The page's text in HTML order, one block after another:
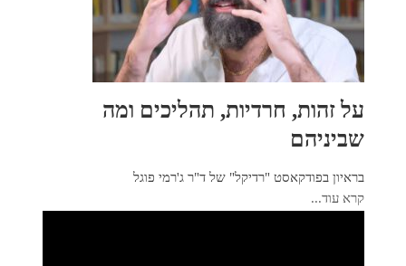
על זהות, חרדיות, תהליכים ומה
שביניהם
בראיון בפודקאסט "רדיקל" של ד"ר ג'רמי פוגל
קרא עוד...